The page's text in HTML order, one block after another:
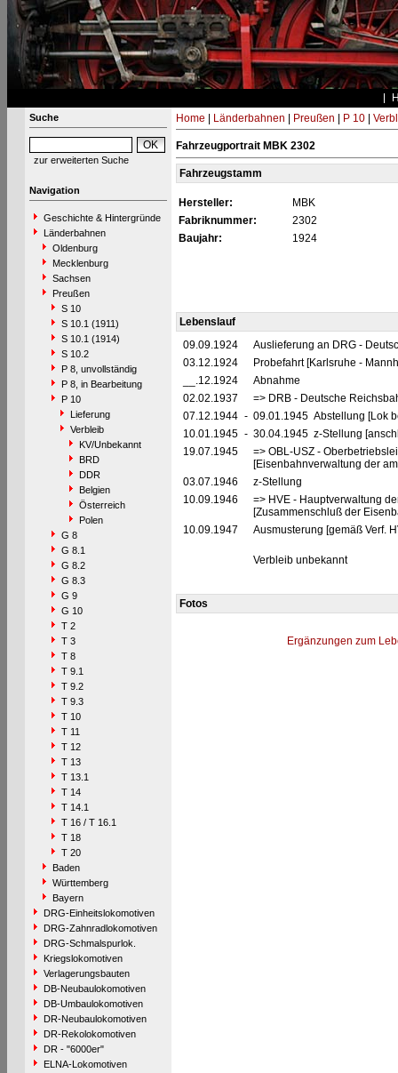
Suche
zur erweiterten Suche
Navigation
Geschichte & Hintergründe
Länderbahnen
Oldenburg
Mecklenburg
Sachsen
Preußen
S 10
S 10.1 (1911)
S 10.1 (1914)
S 10.2
P 8, unvollständig
P 8, in Bearbeitung
P 10
Lieferung
Verbleib
KV/Unbekannt
BRD
DDR
Belgien
Österreich
Polen
G 8
G 8.1
G 8.2
G 8.3
G 9
G 10
T 2
T 3
T 8
T 9.1
T 9.2
T 9.3
T 10
T 11
T 12
T 13
T 13.1
T 14
T 14.1
T 16 / T 16.1
T 18
T 20
Baden
Württemberg
Bayern
DRG-Einheitslokomotiven
DRG-Zahnradlokomotiven
DRG-Schmalspurlok.
Kriegslokomotiven
Verlagerungsbauten
DB-Neubaulokomotiven
DB-Umbaulokomotiven
DR-Neubaulokomotiven
DR-Rekolokomotiven
DR - "6000er"
ELNA-Lokomotiven
Home Länderbahnen Preußen P 10|
Fahrzeugportrait MBK 2302
Fahrzeugstamm
Hersteller:
MBK
Fabriknummer:
2302
Baujahr:
1924
Lebenslauf
09.09.1924
Auslieferung an DRG -
03.12.1924
Probefahrt [Karlsruhe -
__.12.1924
Abnahme
02.02.1937
=> DRB - Deutsche
07.12.1944 - 09.01.1945 Abstellung [Lok
10.01.1945 - 30.04.1945 z-Stellung
19.07.1945
=> OBL-USZ -
[Eisenbahnverwaltung der
03.07.1946
z-Stellung
10.09.1946
=> HVE - Hauptverwaltung
[Zusammenschluß der
10.09.1947
Ausmusterung [gemäß Verf.
Verbleib unbekannt
Fotos
Ergänzungen zum